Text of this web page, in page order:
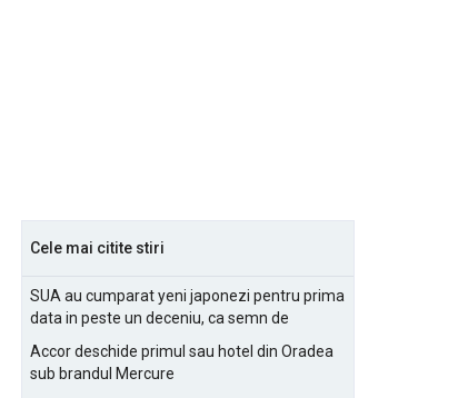
Cele mai citite stiri
SUA au cumparat yeni japonezi pentru prima
data in peste un deceniu, ca semn de
Accor deschide primul sau hotel din Oradea
sub brandul Mercure